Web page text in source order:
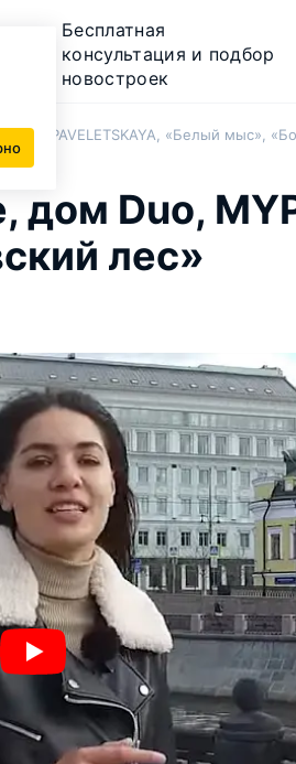
Бесплатная
консультация и подбор
новостроек
PAVELETSKAYA, «Белый мыс»,
Duo,
лес»